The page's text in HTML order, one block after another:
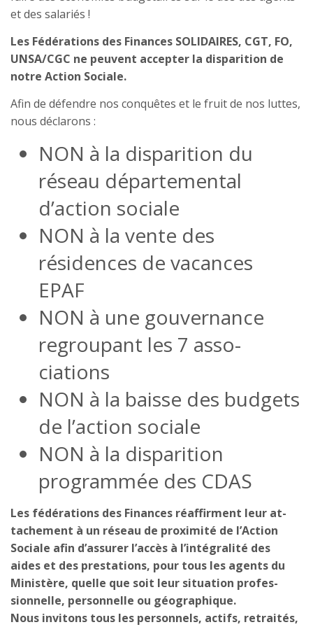
et des salariés !
Les Fédérations des Finances SOLIDAIRES, CGT, FO,
UNSA/CGC ne peuvent accepter la disparition de
notre Action Sociale.
Afin de défendre nos conquêtes et le fruit de nos luttes,
nous déclarons :
NON à la disparition du
réseau départemental
d’action sociale
NON à la vente des
résidences de vacances
EPAF
NON à une gouvernance
regroupant les 7 asso­
ciations
NON à la baisse des budgets
de l’action sociale
NON à la disparition
programmée des CDAS
Les fédérations des Finances réaffirment leur at­
tachement à un réseau de proximité de l’Action
Sociale afin d’assurer l’accès à l’intégralité des
aides et des prestations, pour tous les agents du
Ministère, quelle que soit leur situation profes­
sionnelle, personnelle ou géographique.
Nous invitons tous les personnels, actifs, retrai­tés,